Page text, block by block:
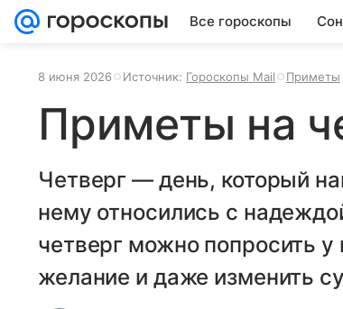
Все гороскопы
8 июня 2026 Источник: Гороскопы Mail Приметы
Приметы на
Четверг — день, который
нему относились с
четверг можно попросить
желание и даже изменить